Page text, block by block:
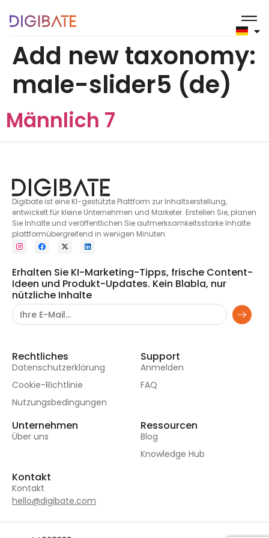
springen
Add new taxonomy:
male-slider5 (de)
Männlich 7
Digibate ist eine KI-gestützte Plattform zur Inhaltserstellung,
entwickelt für kleine Unternehmen und Marketer. Erstellen Sie, planen
Sie Inhalte und veröffentlichen Sie aufmerksamkeitsstarke Inhalte
plattformübergreifend in wenigen Minuten.
Erhalten Sie KI-Marketing-Tipps, frische Content-
Ideen und Produkt-Updates. Kein Blabla, nur
nützliche Inhalte
Rechtliches
Datenschutzerklärung
Cookie-Richtlinie
Nutzungsbedingungen
Support
Anmelden
FAQ
Unternehmen
Über uns
Ressourcen
Blog
Knowledge Hub
Kontakt
Kontakt
hello@digibate.com